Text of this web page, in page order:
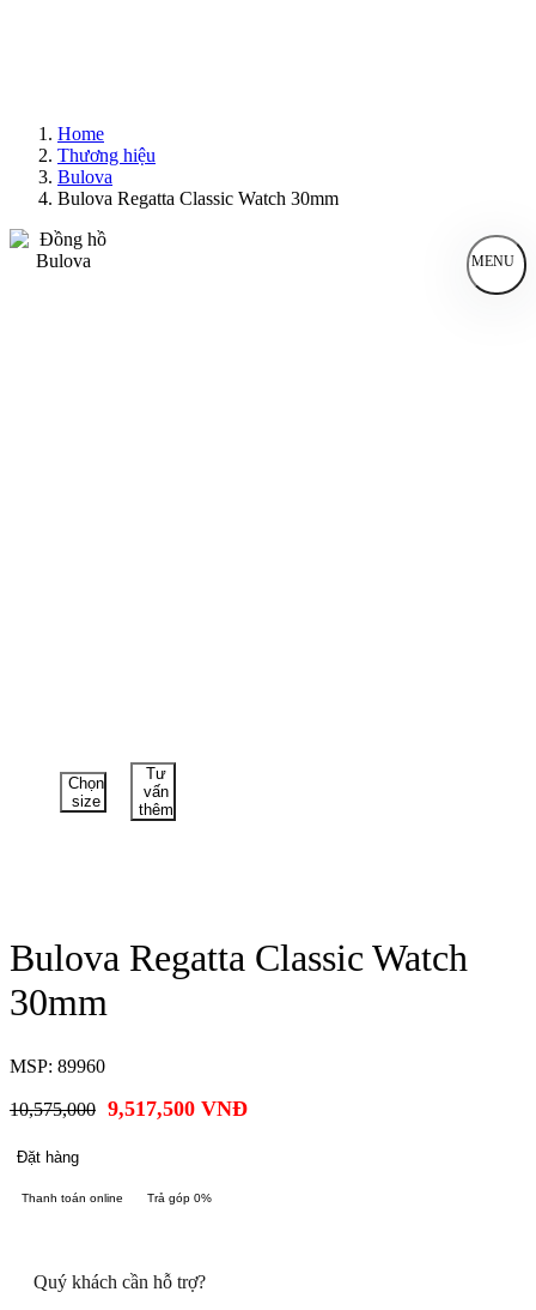
Home
Thương hiệu
Bulova
Bulova Regatta Classic Watch 30mm
MENU
Chọn
size
Tư
vấn
thêm
Bulova Regatta Classic Watch
30mm
MSP: 89960
10,575,000 9,517,500 VNĐ
Đặt hàng
Thanh toán online Trả góp 0%
Quý khách cần hỗ trợ?